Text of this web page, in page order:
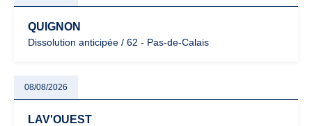
QUIGNON
Dissolution anticipée / 62 - Pas-de-Calais
08/08/2026
LAV'OUEST